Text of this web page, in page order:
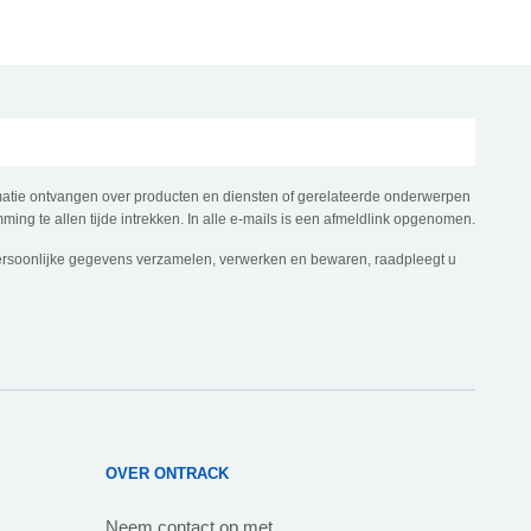
ontvangen over producten en diensten of gerelateerde onderwerpen
te allen tijde intrekken. In alle e-mails is een afmeldlink opgenomen.
gegevens verzamelen, verwerken en bewaren, raadpleegt u
OVER ONTRACK
Neem contact op met